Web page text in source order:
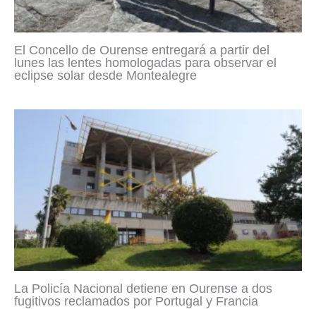
El Concello de Ourense entregará a partir del
lunes las lentes homologadas para observar el
eclipse solar desde Montealegre
La Policía Nacional detiene en Ourense a dos
fugitivos reclamados por Portugal y Francia